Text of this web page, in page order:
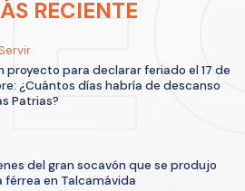
RECIENTE
proyecto para declarar feriado el 17 de
¿Cuántos días habría de descanso
Patrias?
del gran socavón que se produjo
férrea en Talcamávida